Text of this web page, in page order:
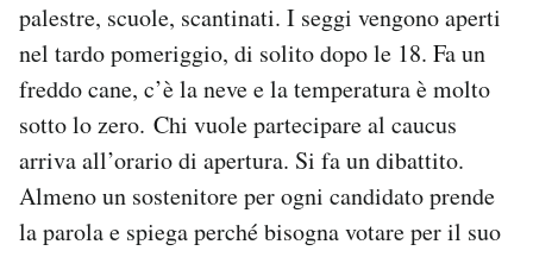
palestre, scuole, scantinati. I seggi vengono aperti
nel tardo pomeriggio, di solito dopo le 18. Fa un
freddo cane, c’è la neve e la temperatura è molto
sotto lo zero. Chi vuole partecipare al caucus
arriva all’orario di apertura. Si fa un dibattito.
Almeno un sostenitore per ogni candidato prende
la parola e spiega perché bisogna votare per il suo